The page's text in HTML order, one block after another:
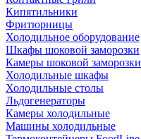
Кипятильники
Фритюрницы
Холодильное оборудование
Шкафы шоковой заморозки
Камеры шоковой заморозки
Холодильные шкафы
Холодильные столы
Льдогенераторы
Камеры холодильные
Машины холодильные